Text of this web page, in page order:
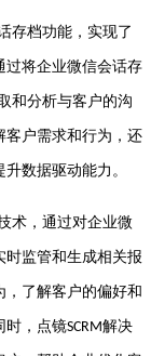
存档功能，实现了
过将企业微信会话存
和分析与客户的沟
客户需求和行为，还
数据驱动能力。
术，通过对企业微
时监管和生成相关报
了解客户的偏好和
时，点镜SCRM解决